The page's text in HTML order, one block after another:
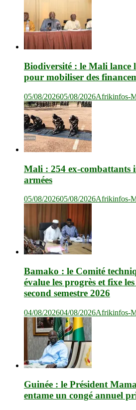
Biodiversité : le Mali
pour mobiliser des
05/08/202605/08/2026Afrikinfos-
Mali : 254 ex-combattants
armées
05/08/202605/08/2026Afrikinfos-
Bamako : le Comité
évalue les progrès et fixe
second semestre 2026
04/08/202604/08/2026Afrikinfos-
Guinée : le Président
entame un congé annuel